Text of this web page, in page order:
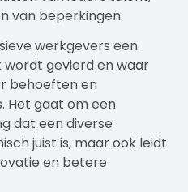
van beperkingen.
werkgevers een
gevierd en waar
behoeften en
Het gaat om een
dat een diverse
juist is, maar ook leidt
en betere